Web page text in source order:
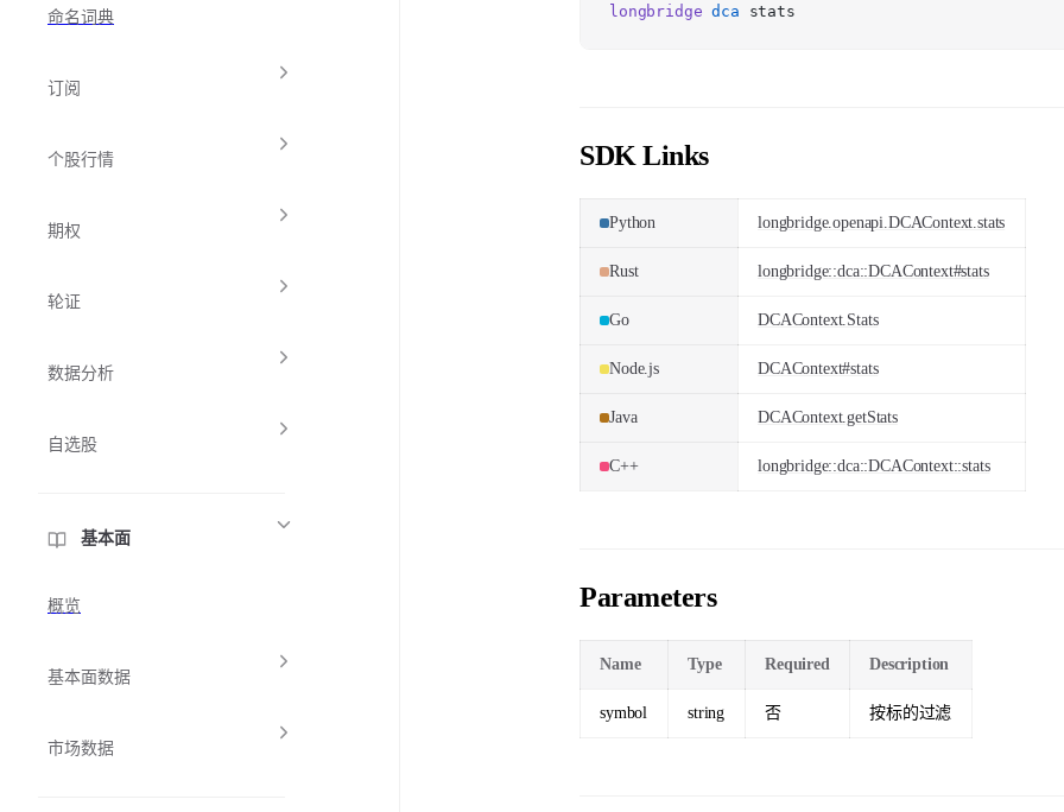
命名词典
订阅
个股行情
期权
轮证
数据分析
自选股
基本面
概览
基本面数据
市场数据
longbridge dca stats
SDK Links
Python longbridge.openapi.DCAContext.stats
Rust longbridge::dca::DCAContext#stats
Go DCAContext.Stats
Node.js DCAContext#stats
Java DCAContext.getStats
C++ longbridge::dca::DCAContext::stats
Parameters
Name Type Required Description
symbol string 否 按标的过滤